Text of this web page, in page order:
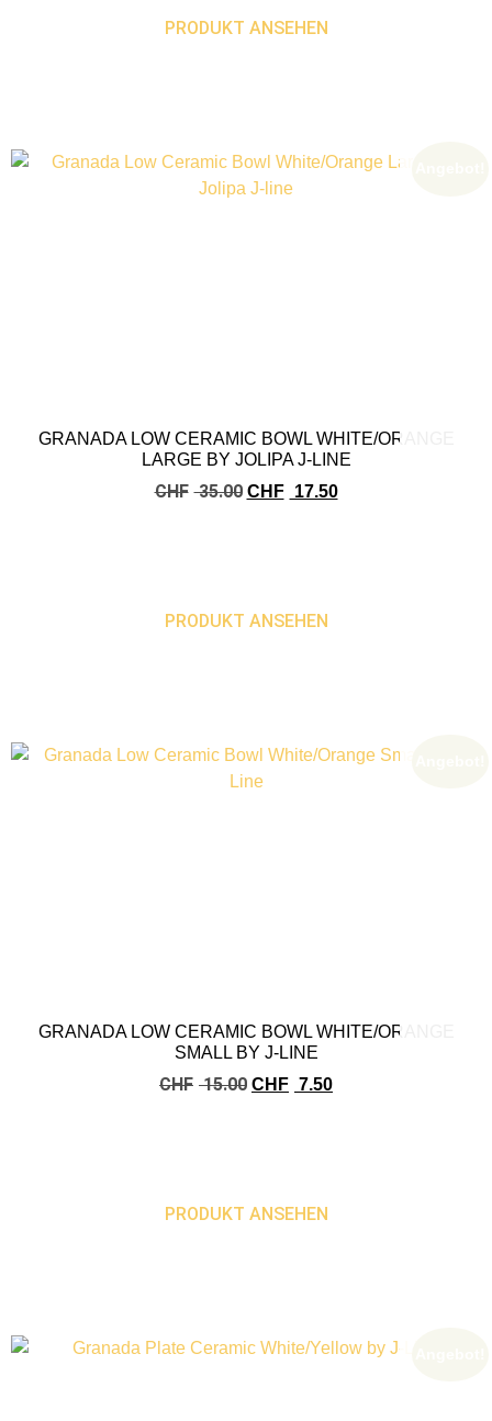
PRODUKT ANSEHEN
GRANADA LOW CERAMIC BOWL WHITE/ORANGE
LARGE BY JOLIPA J-LINE
CHF 35.00 CHF 17.50
PRODUKT ANSEHEN
GRANADA LOW CERAMIC BOWL WHITE/ORANGE
SMALL BY J-LINE
CHF 15.00 CHF 7.50
PRODUKT ANSEHEN